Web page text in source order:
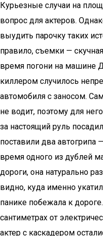
Курьезные случаи на
вопрос для актеров.
выудить парочку таких
правило, съемки —
время погони на машине
киллером случилось
автомобиля с заносом.
не водит, поэтому для
за настоящий руль
поставили два
время одного из дублей
дороги, она натурально
видно, куда именно
панике побежала к
сантиметрах от
актер с каскадером